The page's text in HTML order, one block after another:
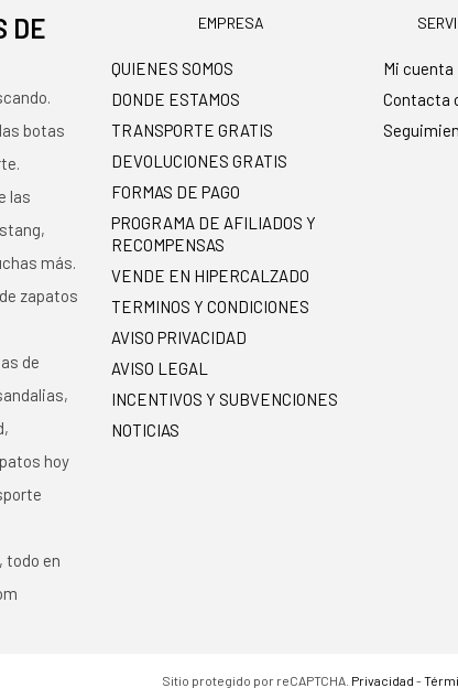
DE
botas
las
más.
zapatos
de
hoy
todo en
EMPRESA
QUIENES SOMOS
DONDE ESTAMOS
TRANSPORTE GRATIS
DEVOLUCIONES GRATIS
FORMAS DE PAGO
PROGRAMA DE AFILIADOS Y
RECOMPENSAS
VENDE EN HIPERCALZADO
TERMINOS Y CONDICIONES
AVISO PRIVACIDAD
AVISO LEGAL
INCENTIVOS Y SUBVENCIONES
NOTICIAS
Mi cuenta
Contacta
Sitio protegido por reCAPTCHA. Privacidad -